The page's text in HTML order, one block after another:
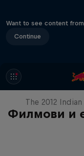
Want to see content
Continue
Филмови и
F1
The 2012